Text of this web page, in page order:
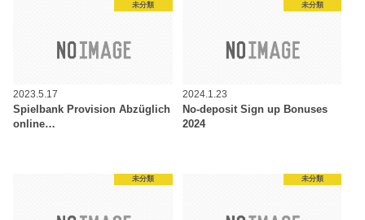
未分類
2023.5.17
Spielbank Provision Abzüglich
online…
未分類
2024.1.23
No-deposit Sign up Bonuses
2024
未分類 未分類